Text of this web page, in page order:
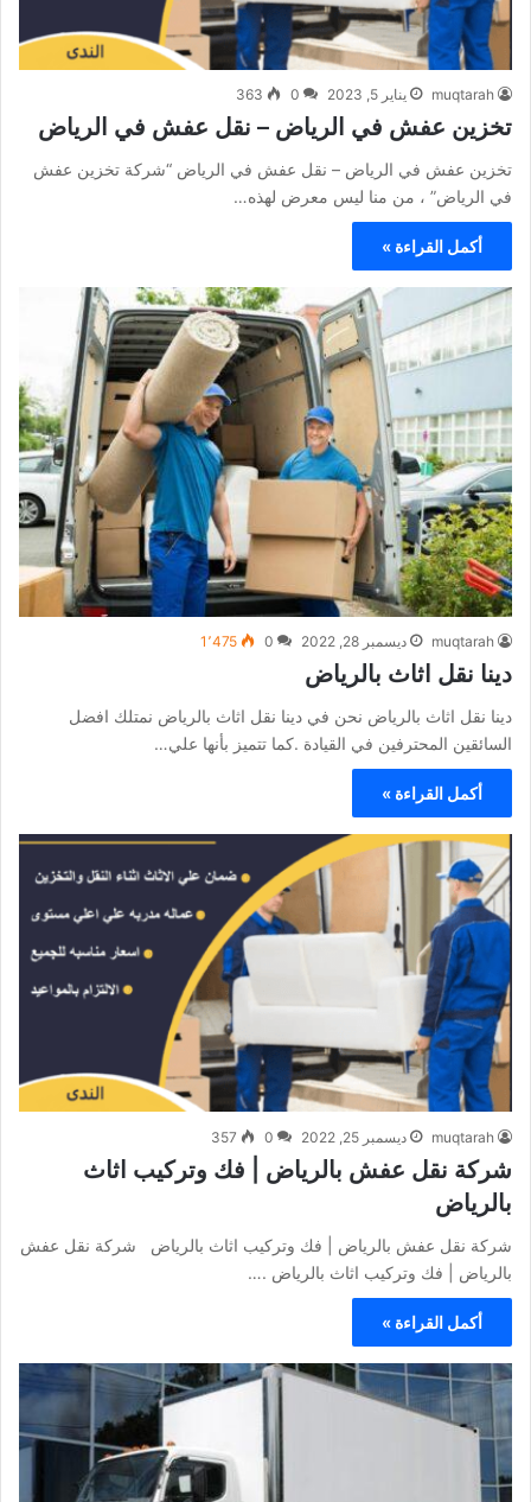
muqtarah يناير 5, 2023 0
363
تخزين عفش في الرياض – نقل عفش في الرياض
تخزين عفش في الرياض – نقل عفش في الرياض “شركة تخزين عفش
في الرياض” ، من منا ليس معرض لهذه…
أكمل القراءة »
muqtarah ديسمبر 28, 2022 0 1٬475
دينا نقل اثاث بالرياض
دينا نقل اثاث بالرياض نحن في دينا نقل اثاث بالرياض نمتلك افضل
السائقين المحترفين في القيادة .كما تتميز بأنها علي…
أكمل القراءة »
muqtarah ديسمبر 25, 2022 0
357
شركة نقل عفش بالرياض | فك وتركيب اثاث
بالرياض
شركة نقل عفش بالرياض | فك وتركيب اثاث بالرياض شركة نقل عفش
بالرياض | فك وتركيب اثاث بالرياض .…
أكمل القراءة »